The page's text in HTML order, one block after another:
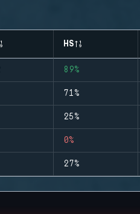
HS
89%
71%
25%
0%
27%